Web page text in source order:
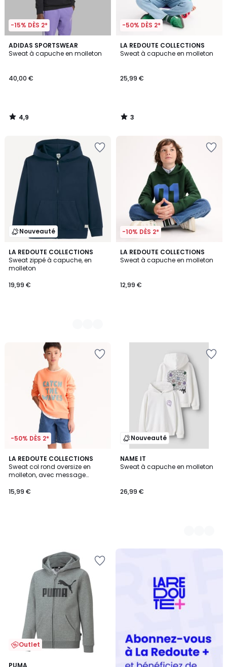
-15% DÈS 2*
ADIDAS SPORTSWEAR
Sweat à capuche en molleton
40,00 €
4,9
/ 5
4,9
/
-50% DÈS 2*
LA REDOUTE COLLECTIONS
Sweat à capuche en molleton
25,99 €
3
/
3
/
Nouveauté
LA REDOUTE COLLECTIONS
Sweat zippé à capuche, en
molleton
19,99 €
4
Couleurs
-10% DÈS 2*
LA REDOUTE COLLECTIONS
Sweat à capuche en molleton
12,99 €
-50% DÈS 2*
LA REDOUTE COLLECTIONS
Sweat col rond oversize en
molleton, avec message
15,99 €
Nouveauté
NAME IT
Sweat à capuche en molleton
26,99 €
2
Couleurs
Outlet
PUMA
4,6